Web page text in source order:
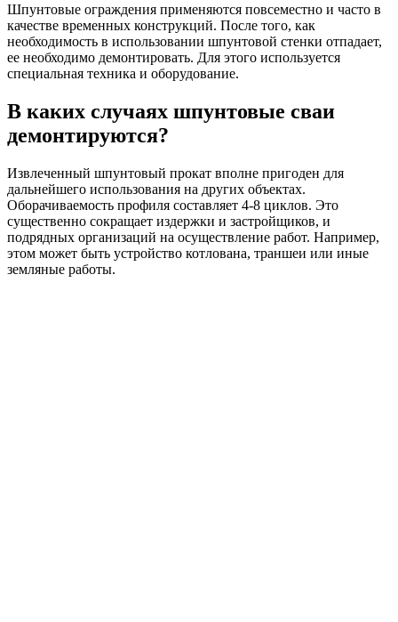
Шпунтовые ограждения применяются повсеместно и часто в
качестве временных конструкций. После того, как
необходимость в использовании шпунтовой стенки отпадает,
ее необходимо демонтировать. Для этого используется
специальная техника и оборудование.
В каких случаях шпунтовые сваи
демонтируются?
Извлеченный шпунтовый прокат вполне пригоден для
дальнейшего использования на других объектах.
Оборачиваемость профиля составляет 4-8 циклов. Это
существенно сокращает издержки и застройщиков, и
подрядных организаций на осуществление работ. Например,
этом может быть устройство котлована, траншеи или иные
земляные работы.